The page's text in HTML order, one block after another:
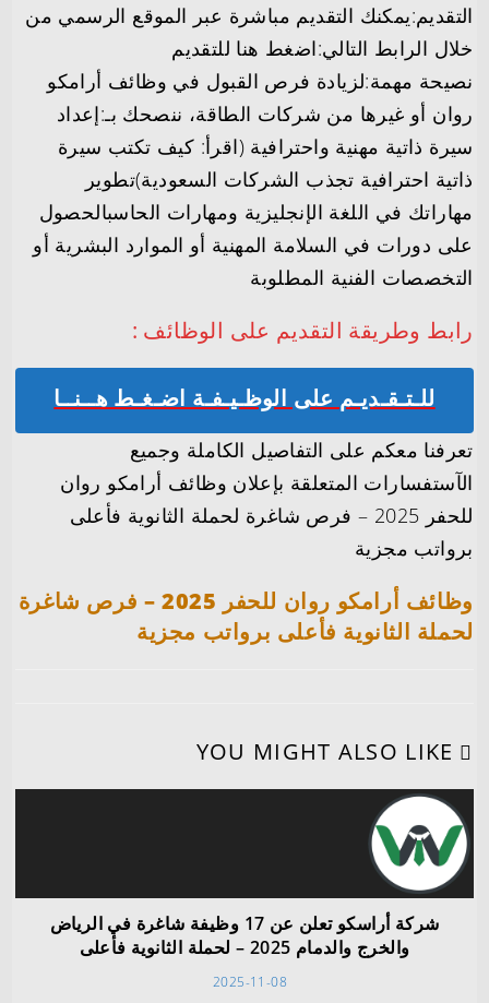
التقديم:يمكنك التقديم مباشرة عبر الموقع الرسمي من
خلال الرابط التالي:اضغط هنا للتقديم
نصيحة مهمة:لزيادة فرص القبول في وظائف أرامكو
روان أو غيرها من شركات الطاقة، ننصحك بـ:إعداد
سيرة ذاتية مهنية واحترافية (اقرأ: كيف تكتب سيرة
ذاتية احترافية تجذب الشركات السعودية)تطوير
مهاراتك في اللغة الإنجليزية ومهارات الحاسبالحصول
على دورات في السلامة المهنية أو الموارد البشرية أو
التخصصات الفنية المطلوبة
رابط وطريقة التقديم على الوظائف :
للـتـقـديـم على الوظـيـفـة اضـغـط هــنــا
تعرفنا معكم على التفاصيل الكاملة وجميع
الآستفسارات المتعلقة بإعلان وظائف أرامكو روان
للحفر 2025 – فرص شاغرة لحملة الثانوية فأعلى
برواتب مجزية
وظائف أرامكو روان للحفر 2025 – فرص شاغرة
لحملة الثانوية فأعلى برواتب مجزية
YOU MIGHT ALSO LIKE
شركة أراسكو تعلن عن 17 وظيفة شاغرة في الرياض
والخرج والدمام 2025 – لحملة الثانوية فأعلى
2025-11-08